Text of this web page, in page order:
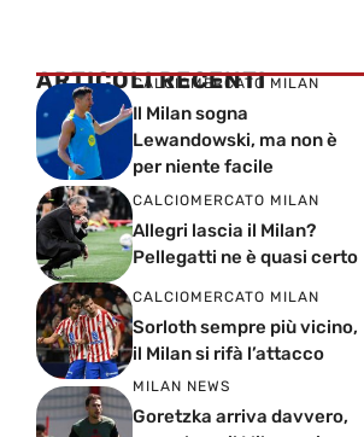
ARTICOLI RECENTI
CALCIOMERCATO MILAN
Il Milan sogna
Lewandowski, ma non è
per niente facile
CALCIOMERCATO MILAN
Allegri lascia il Milan?
Pellegatti ne è quasi certo
CALCIOMERCATO MILAN
Sorloth sempre più vicino,
il Milan si rifà l’attacco
MILAN NEWS
Goretzka arriva davvero,